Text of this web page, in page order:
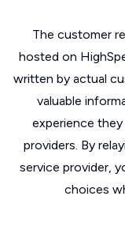
The customer
hosted on
written by actual
valuable
experience
providers. By
service provider,
choices